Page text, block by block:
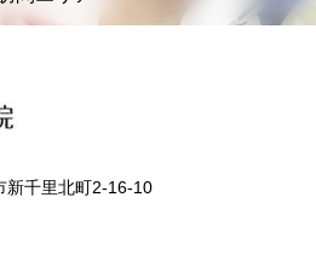
千里北町2-16-10